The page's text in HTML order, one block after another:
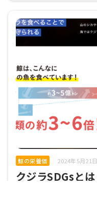
鯨の栄養価 2024年5月21日
クジラSDGsとは